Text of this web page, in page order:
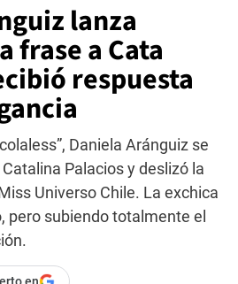
lanza
frase a Cata
respuesta
Daniela Aránguiz se
Palacios y deslizó la
Universo Chile. La exchica
pero subiendo totalmente el